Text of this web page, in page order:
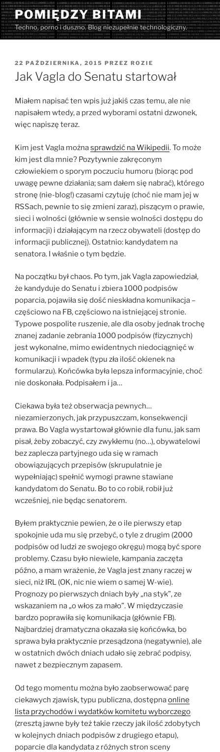
Przejdź
do
treści
POMIĘDZY BITAMI
Techno, porno i duszno. Blog niezupełnie technologiczny.
OPUBLIKOWANE
W
22 PAŹDZIERNIKA, 2015 PRZEZ ROZIE
Jak Vagla do Senatu startował
Miałem napisać ten wpis już jakiś czas temu, ale nie
napisałem wtedy, a przed wyborami ostatni dzwonek,
więc napiszę teraz.
Kim jest Vagla możnasprawdzić na Wikipedii. To może
kim jest dla mnie? Pozytywnie zakręconym
człowiekiem o sporym poczuciu humoru (biorąc pod
uwagę pewne działania; sam dałem się nabrać), którego
stronę (nie-blog!) czasami czytuję (choć nie mam jej w
RSSach, pewnie to się zmieni zaraz), piszącym o prawie,
sieci i wolności (głównie w sensie wolności dostępu do
informacji) i działającym na rzecz obywateli (dostęp do
informacji publicznej). Ostatnio: kandydatem na
senatora. I właśnie o tym będzie.
Na początku był chaos. Po tym, jak Vagla zapowiedział,
że kandyduje do Senatu i zbiera 1000 podpisów
poparcia, pojawiła się dość nieskładna komunikacja –
częściowo na FB, częściowo na istniejącej stronie.
Typowe pospolite ruszenie, ale dla osoby jednak trochę
znanej zadanie zebrania 1000 podpisów (fizycznych)
jest wykonalne, mimo ewidentnych niedociągnięć w
komunikacji i wpadek (typu zła ilość okienek na
formularzu). Końcówka była lepsza informacyjnie, choć
nie doskonała. Podpisałem i ja…
Ciekawa była też obserwacja pewnych…
niezamierzonych, jak przypuszczam, konsekwencji
prawa. Bo Vagla wystartował głównie dla funu, jak sam
pisał, żeby zobaczyć, czy zwykłemu (no…), obywatelowi
bez zaplecza partyjnego uda się w ramach
obowiązujących przepisów (skrupulatnie je
wypełniając) spełnić wymogi prawne stawiane
kandydatom do Senatu. Bo to co robił, robił już
wcześniej, nie będąc senatorem.
Byłem praktycznie pewien, że o ile pierwszy etap
spokojnie uda mu się przebyć, o tyle z drugim (2000
podpisów od ludzi ze swojego okręgu) mogą być spore
problemy. Czasu było niewiele, kampania zaczęta
późno, a mam wrażenie, że Vagla jest znany raczej w
sieci, niż IRL (OK, nic nie wiem o samej W-wie).
Prognozy po pierwszych dniach były „na styk”, ze
wskazaniem na „o włos za mało”. W międzyczasie
bardzo poprawiła się komunikacja (głównie FB).
Najbardziej dramatyczna okazała się końcówka, bo
sprawa była praktycznie przesądzona (negatywnie), ale
w ostatnich dwóch dniach udało się zebrać podpisy,
nawet z bezpiecznym zapasem.
Od tego momentu można było zaobserwować parę
ciekawych zjawisk, typu publiczna, dostępnaonline
lista przychodów i wydatków komitetu wyborczego
(zresztą jawne były też takie rzeczy jak ilość zdobytych
w kolejnych dniach podpisów z drugiego etapu),
poparcie dla kandydata z różnych stron sceny